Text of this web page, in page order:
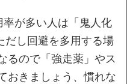
が多い人は「鬼人化
だし回避を多用する場
るので「強走薬」やス
おきましょう、慣れな